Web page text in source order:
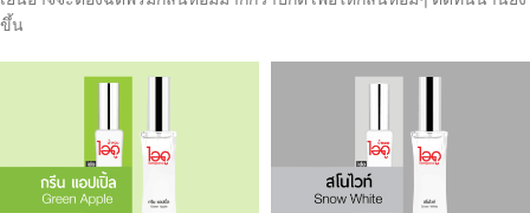
ขึ้น